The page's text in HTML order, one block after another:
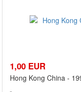
1,00 EUR
Hong Kong China -